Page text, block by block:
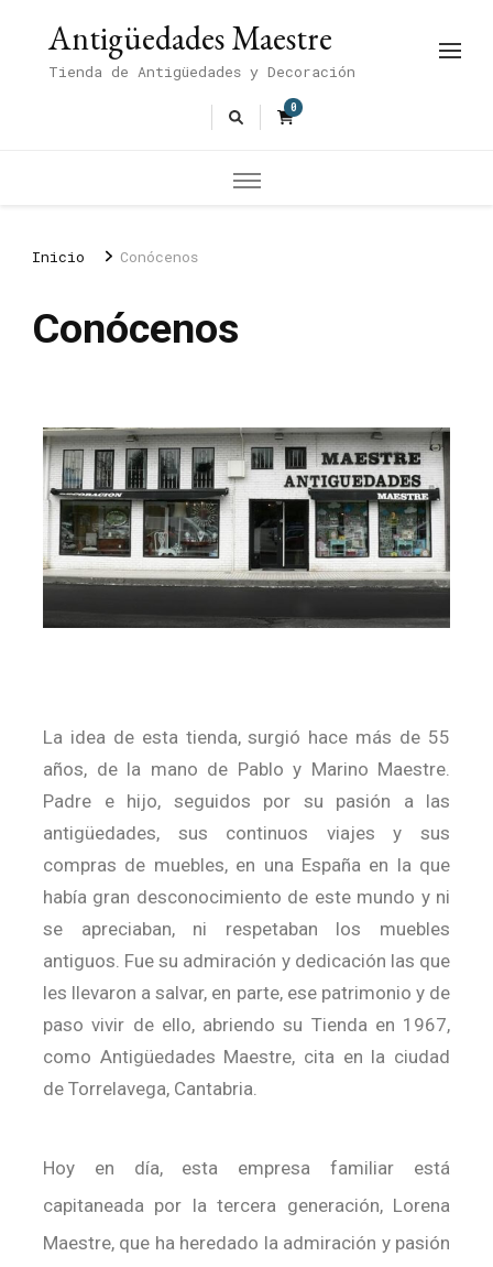
Antigüedades Maestre
Tienda de Antigüedades y Decoración
0
Inicio Conócenos
Conócenos
La idea de esta tienda, surgió hace más de 55
años, de la mano de Pablo y Marino Maestre.
Padre e hijo, seguidos por su pasión a las
antigüedades, sus continuos viajes y sus
compras de muebles, en una España en la que
había gran desconocimiento de este mundo y ni
se apreciaban, ni respetaban los muebles
antiguos. Fue su admiración y dedicación las que
les llevaron a salvar, en parte, ese patrimonio y de
paso vivir de ello, abriendo su Tienda en 1967,
como Antigüedades Maestre, cita en la ciudad
de Torrelavega, Cantabria.
Hoy en día, esta empresa familiar está
capitaneada por la tercera generación, Lorena
Maestre, que ha heredado la admiración y pasión